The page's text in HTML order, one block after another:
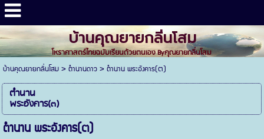
บ้านคุณยายกลิ่นโสม
โหราศาสตร์ไทยฉบับเรียนด้วยตนเอง Byคุณยายกลิ่นโสม
บ้านคุณยายกลิ่นโสม>ตำนานดาว>ตำนาน พระอังคาร(๓)
ตำนาน
พระอังคาร(๓)
ตำนาน พระอังคาร(๓)